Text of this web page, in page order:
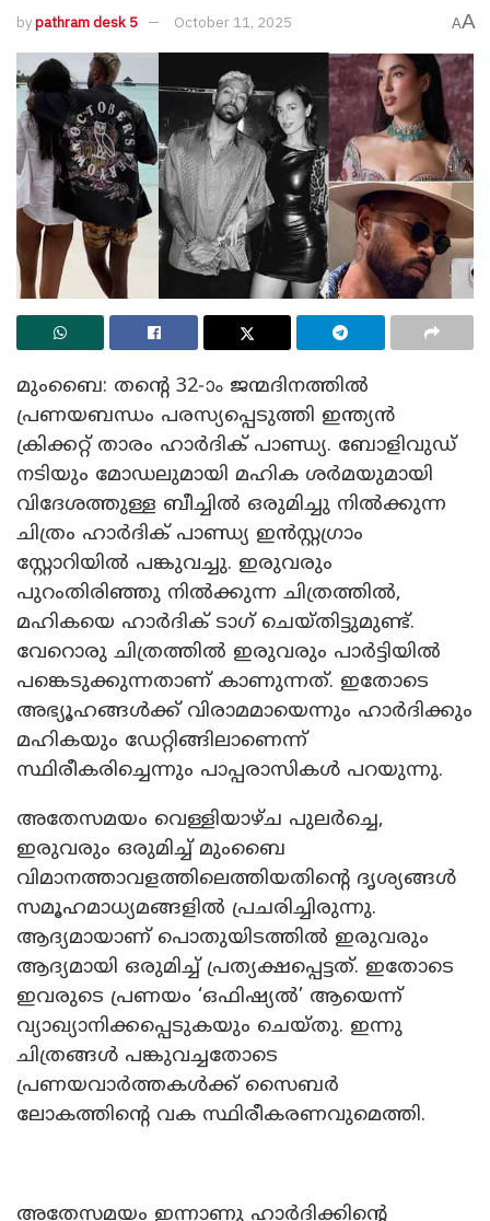
bypathram desk 5 October 11, 2025 AA
മുംബൈ: തന്റെ 32-ാം ജന്മദിനത്തിൽ
പ്രണയബന്ധം പരസ്യപ്പെടുത്തി ഇന്ത്യൻ
ക്രിക്കറ്റ് താരം ഹാർദിക് പാണ്ഡ്യ. ബോളിവുഡ്
നടിയും മോഡലുമായി മഹിക ശർമയുമായി
വിദേശത്തുള്ള ബീച്ചിൽ ഒരുമിച്ചു നിൽക്കുന്ന
ചിത്രം ഹാർദിക് പാണ്ഡ്യ ഇൻസ്റ്റഗ്രാം
സ്റ്റോറിയിൽ പങ്കുവച്ചു. ഇരുവരും
പുറംതിരിഞ്ഞു നിൽക്കുന്ന ചിത്രത്തിൽ,
മഹികയെ ഹാർദിക് ടാഗ് ചെയ്തിട്ടുമുണ്ട്.
വേറൊരു ചിത്രത്തിൽ ഇരുവരും പാർട്ടിയിൽ
പങ്കെടുക്കുന്നതാണ് കാണുന്നത്. ഇതോടെ
അഭ്യൂഹങ്ങൾക്ക് വിരാമമായെന്നും ഹാർദിക്കും
മഹികയും ഡേറ്റിങ്ങിലാണെന്ന്
സ്ഥിരീകരിച്ചെന്നും പാപ്പരാസികൾ പറയുന്നു.
അതേസമയം വെള്ളിയാഴ്ച പുലർച്ചെ,
ഇരുവരും ഒരുമിച്ച് മുംബൈ
വിമാനത്താവളത്തിലെത്തിയതിന്റെ ദൃശ്യങ്ങൾ
സമൂഹമാധ്യമങ്ങളിൽ പ്രചരിച്ചിരുന്നു.
ആദ്യമായാണ് പൊതുയിടത്തിൽ ഇരുവരും
ആദ്യമായി ഒരുമിച്ച് പ്രത്യക്ഷപ്പെട്ടത്. ഇതോടെ
ഇവരുടെ പ്രണയം ‘ഒഫിഷ്യൽ’ ആയെന്ന്
വ്യാഖ്യാനിക്കപ്പെടുകയും ചെയ്തു. ഇന്നു
ചിത്രങ്ങൾ പങ്കുവച്ചതോടെ
പ്രണയവാർത്തകൾക്ക് സൈബർ
ലോകത്തിന്റെ വക സ്ഥിരീകരണവുമെത്തി.
അതേസമയം ഇന്നാണു ഹാർദിക്കിന്റെ